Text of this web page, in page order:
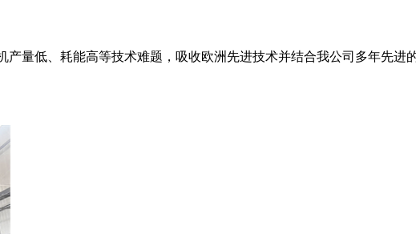
量低、耗能高等技术难题，吸收欧洲先进技术并结合我公司多年先